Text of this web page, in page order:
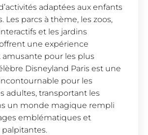
adaptées aux enfants
Les parcs à thème, les zoos,
et les jardins
une expérience
pour les plus
Disneyland Paris est une
pour les
adultes, transportant les
un monde magique rempli
emblématiques et
palpitantes.